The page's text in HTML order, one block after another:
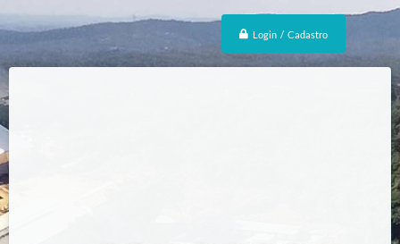
Login / Cadastro